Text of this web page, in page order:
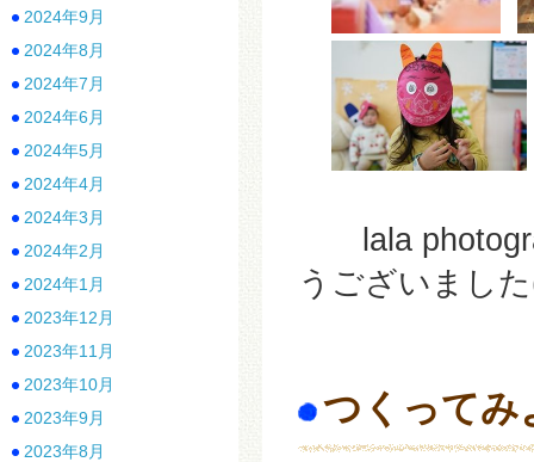
lala
うございまし
つくってみ
2024年9月
2024年8月
2024年7月
2024年6月
2024年5月
2024年4月
2024年3月
2024年2月
2024年1月
2023年12月
2023年11月
2023年10月
2023年9月
2023年8月